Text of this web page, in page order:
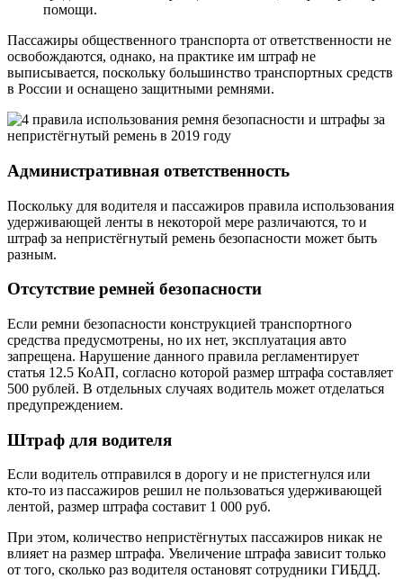
помощи.
Пассажиры общественного транспорта от ответственности не
освобождаются, однако, на практике им штраф не
выписывается, поскольку большинство транспортных средств
в России и оснащено защитными ремнями.
Административная ответственность
Поскольку для водителя и пассажиров правила использования
удерживающей ленты в некоторой мере различаются, то и
штраф за непристёгнутый ремень безопасности может быть
разным.
Отсутствие ремней безопасности
Если ремни безопасности конструкцией транспортного
средства предусмотрены, но их нет, эксплуатация авто
запрещена. Нарушение данного правила регламентирует
статья 12.5 КоАП, согласно которой размер штрафа составляет
500 рублей. В отдельных случаях водитель может отделаться
предупреждением.
Штраф для водителя
Если водитель отправился в дорогу и не пристегнулся или
кто-то из пассажиров решил не пользоваться удерживающей
лентой, размер штрафа составит 1 000 руб.
При этом, количество непристёгнутых пассажиров никак не
влияет на размер штрафа. Увеличение штрафа зависит только
от того, сколько раз водителя остановят сотрудники ГИБДД.